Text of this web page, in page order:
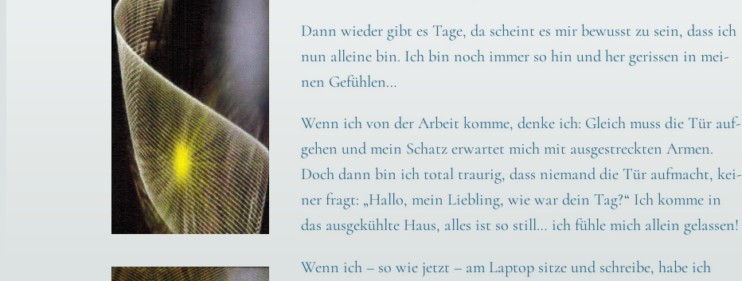
Dann wie­der gibt es Tage, da scheint es mir bewusst zu sein, dass ich
nun allei­ne bin. Ich bin noch immer so hin und her geris­sen in mei­
nen Gefüh­len…
Wenn ich von der Arbeit kom­me, den­ke ich: Gleich muss die Tür auf­
ge­hen und mein Schatz erwar­tet mich mit aus­ge­streck­ten Armen.
Doch dann bin ich total trau­rig, dass nie­mand die Tür auf­macht, kei­
ner fragt: „Hal­lo, mein Lieb­ling, wie war dein Tag?“ Ich kom­me in
das aus­ge­kühl­te Haus, alles ist so still… ich füh­le mich allein gelas­sen!
Wenn ich – so wie jetzt – am Lap­top sit­ze und schrei­be, habe ich